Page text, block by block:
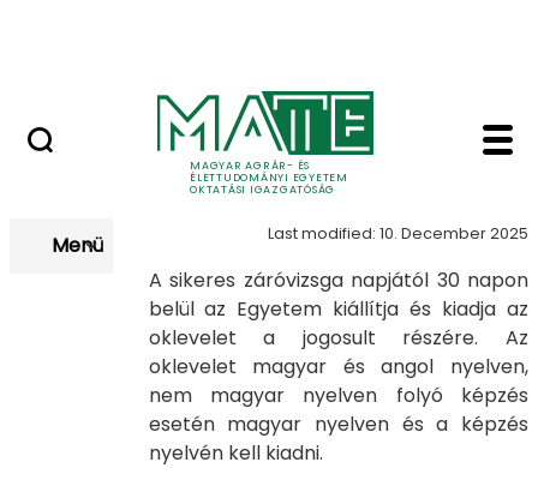
MAGYAR AGRÁR- ÉS
ÉLETTUDOMÁNYI EGYETEM
OKTATÁSI IGAZGATÓSÁG
Oklevél - MATE
Oklevél
Menü Last modified: 10. December 2025
A sikeres záróvizsga napjától 30 napon
belül az Egyetem kiállítja és kiadja az
oklevelet a jogosult részére. Az
oklevelet magyar és angol nyelven,
nem magyar nyelven folyó képzés
esetén magyar nyelven és a képzés
nyelvén kell kiadni.